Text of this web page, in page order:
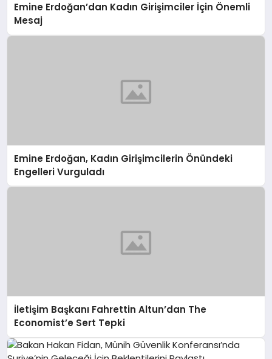
Emine Erdoğan’dan Kadın Girişimciler İçin Önemli
Mesaj
Emine Erdoğan, Kadın Girişimcilerin Önündeki
Engelleri Vurguladı
İletişim Başkanı Fahrettin Altun’dan The
Economist’e Sert Tepki